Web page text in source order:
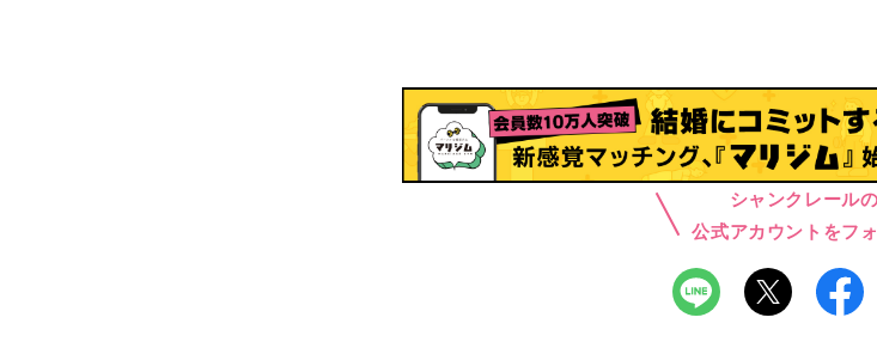
シャンクレールの
公式アカウントをフ